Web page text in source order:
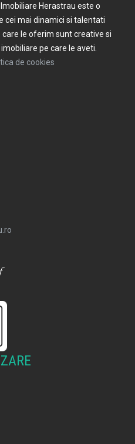
Herastrau este o
cei mai dinamici si talentati
le oferim sunt creative si
pe care le aveti.
de cookies